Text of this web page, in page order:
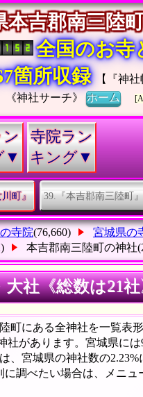
本吉郡南三陸
全国のお寺
箇所収録
【『神
《神社サーチ》ホーム
ン
▼
寺院ラン
キング▼
川町』 39.『本吉郡南三陸町』
寺院(76,660) 宮城県の
本吉郡南三陸町の神社
社《総数は21
町にある全神社を一覧表
社があります。宮城県に
、宮城県の神社数の
調べたい場合は、メニ